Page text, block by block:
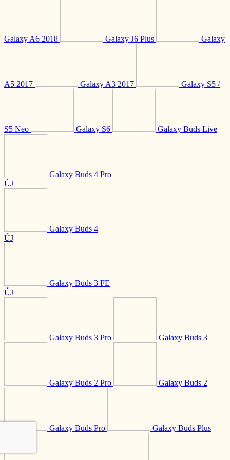
Galaxy A6 2018 Galaxy J6 Plus Galaxy
A5 2017 Galaxy A3 2017 Galaxy S5 /
S5 Neo Galaxy S6 Galaxy Buds Live
Galaxy Buds 4 Pro
ÚJ
Galaxy Buds 4
ÚJ
Galaxy Buds 3 FE
ÚJ
Galaxy Buds 3 Pro Galaxy Buds 3
Galaxy Buds 2 Pro Galaxy Buds 2
Galaxy Buds Pro Galaxy Buds Plus